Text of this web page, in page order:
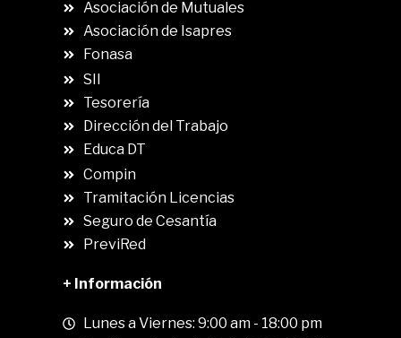
Asociación de Mutuales
Asociación de Isapres
Fonasa
SII
Tesorería
Dirección del Trabajo
Educa DT
Compin
Tramitación Licencias
Seguro de Cesantía
PreviRed
+ Información
Lunes a Viernes: 9:00 am - 18:00 pm